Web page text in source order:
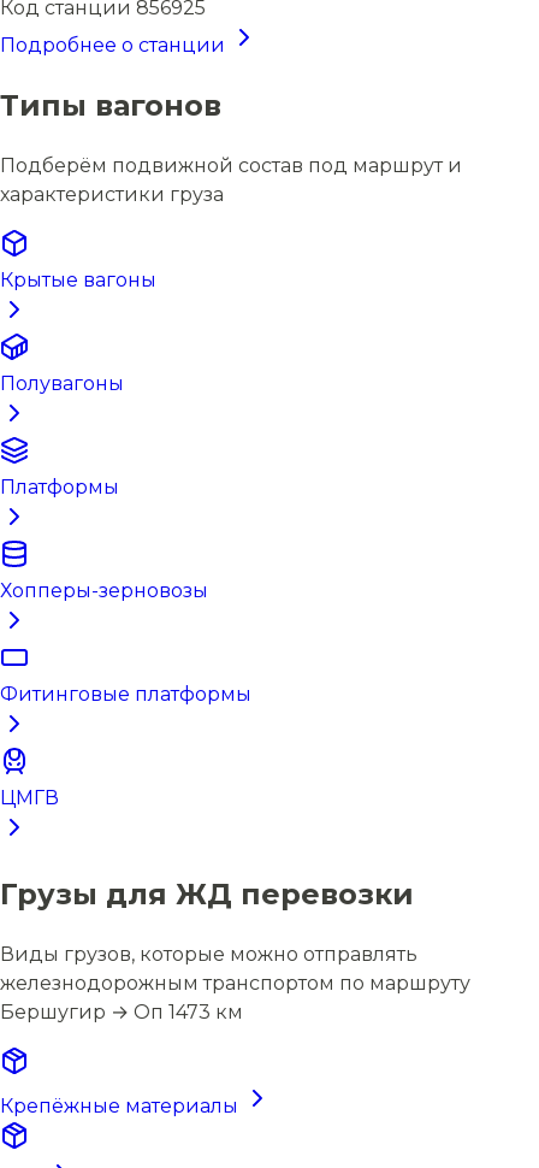
Код станции 856925
Подробнее о станции
Типы вагонов
Подберём подвижной состав под маршрут и
характеристики груза
Крытые вагоны
Полувагоны
Платформы
Хопперы-зерновозы
Фитинговые платформы
ЦМГВ
Грузы для ЖД перевозки
Виды грузов, которые можно отправлять
железнодорожным транспортом по маршруту
Бершугир → Оп 1473 км
Крепёжные материалы